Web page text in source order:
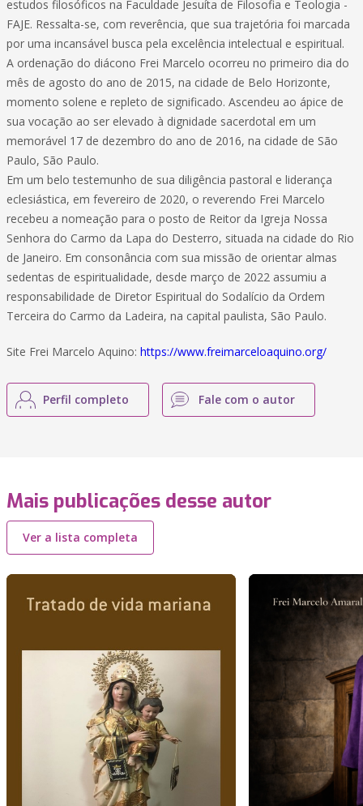
estudos filosóficos na Faculdade Jesuíta de Filosofia e Teologia -
FAJE. Ressalta-se, com reverência, que sua trajetória foi marcada
por uma incansável busca pela excelência intelectual e espiritual.
A ordenação do diácono Frei Marcelo ocorreu no primeiro dia do
mês de agosto do ano de 2015, na cidade de Belo Horizonte,
momento solene e repleto de significado. Ascendeu ao ápice de
sua vocação ao ser elevado à dignidade sacerdotal em um
memorável 17 de dezembro do ano de 2016, na cidade de São
Paulo, São Paulo.
Em um belo testemunho de sua diligência pastoral e liderança
eclesiástica, em fevereiro de 2020, o reverendo Frei Marcelo
recebeu a nomeação para o posto de Reitor da Igreja Nossa
Senhora do Carmo da Lapa do Desterro, situada na cidade do Rio
de Janeiro. Em consonância com sua missão de orientar almas
sedentas de espiritualidade, desde março de 2022 assumiu a
responsabilidade de Diretor Espiritual do Sodalício da Ordem
Terceira do Carmo da Ladeira, na capital paulista, São Paulo.
Site Frei Marcelo Aquino: https://www.freimarceloaquino.org/
Perfil completo Fale com o autor
Mais publicações desse autor
Ver a lista completa